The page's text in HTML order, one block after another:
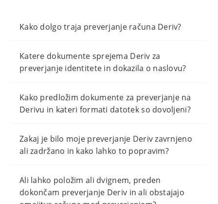
Kako dolgo traja preverjanje računa Deriv?
Katere dokumente sprejema Deriv za
preverjanje identitete in dokazila o naslovu?
Kako predložim dokumente za preverjanje na
Derivu in kateri formati datotek so dovoljeni?
Zakaj je bilo moje preverjanje Deriv zavrnjeno
ali zadržano in kako lahko to popravim?
Ali lahko položim ali dvignem, preden
dokončam preverjanje Deriv in ali obstajajo